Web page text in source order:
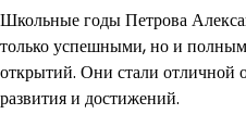
Школьные годы Петрова
только успешными, но и
открытий. Они стали отличной
развития и достижений.